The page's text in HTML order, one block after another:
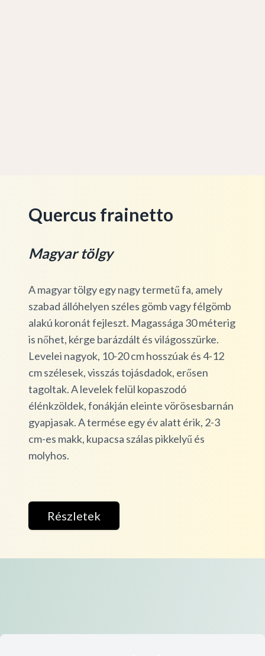
Quercus frainetto
Magyar tölgy
A magyar tölgy egy nagy termetű fa, amely
szabad állóhelyen széles gömb vagy félgömb
alakú koronát fejleszt. Magassága 30 méterig
is nőhet, kérge barázdált és világosszürke.
Levelei nagyok, 10-20 cm hosszúak és 4-12
cm szélesek, visszás tojásdadok, erősen
tagoltak. A levelek felül kopaszodó
élénkzöldek, fonákján eleinte vörösesbarnán
gyapjasak. A termése egy év alatt érik, 2-3
cm-es makk, kupacsa szálas pikkelyű és
molyhos.
Részletek